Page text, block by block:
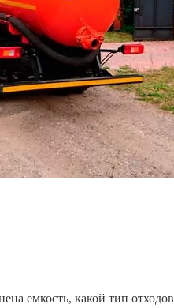
емкость, какой тип отходов